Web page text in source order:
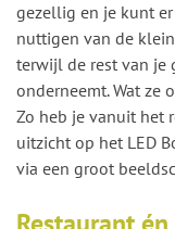
gezellig en je kunt
nuttigen van de
terwijl de rest van je
onderneemt. Wat ze
Zo heb je vanuit het
uitzicht op het LED
via een groot